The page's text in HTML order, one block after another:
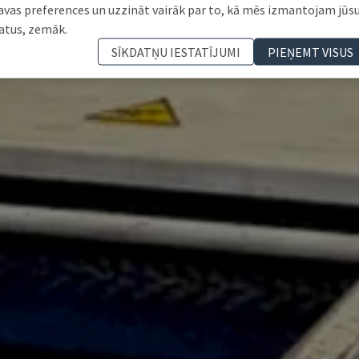
preferences un uzzināt vairāk par to, kā mēs izmantojam
zemāk.
SĪKDATŅU IESTATĪJUMI
PIEŅEMT VISUS